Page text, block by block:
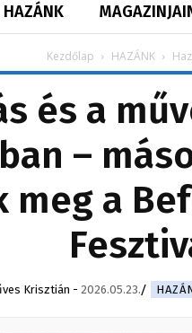
HAZÁNK
Kezdőlap HAZÁNK
és a
–
meg a
Krisztián - 2026.05.23.